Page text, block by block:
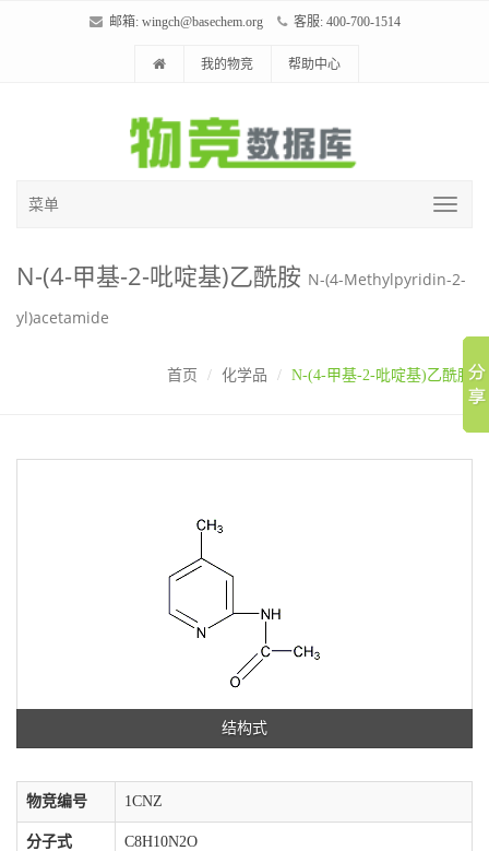
邮箱: wingch@basechem.org 客服: 400-700-1514
我的物竞 帮助中心
菜单
N-(4-甲基-2-吡啶基)乙酰胺 N-(4-Methylpyridin-2-
yl)acetamide
首页 化学品 N-(4-甲基-2-吡啶基)乙酰胺
结构式
物竞编号 1CNZ
分子式 C8H10N2O